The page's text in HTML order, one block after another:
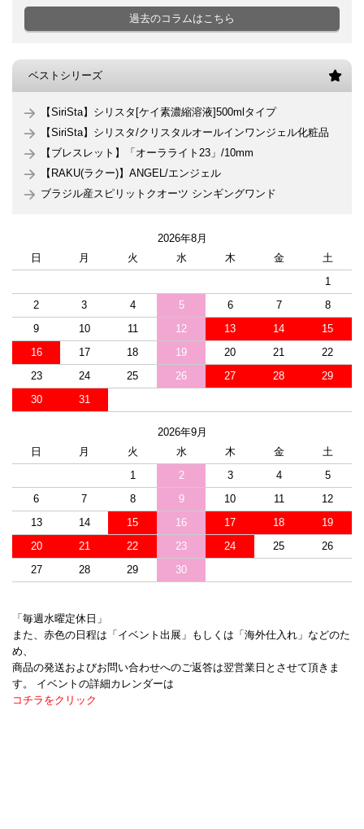
過去のコラムはこちら
ベストシリーズ
【SiriSta】シリスタ[ケイ素濃縮溶液]500mlタイプ
【SiriSta】シリスタ/クリスタルオールインワンジェル化粧品
【ブレスレット】「オーラライト23」/10mm
【RAKU(ラクー)】ANGEL/エンジェル
ブラジル産スピリットクオーツ シンギングワンド
2026年8月
日
月 火 水 木 金
土
1
2
3 4 5 6 7
8
9
10 11 12 13 14
15
16
17 18 19 20 21
22
23
24 25 26 27 28
29
30
31
2026年9月
日
月 火 水 木 金
土
1
2 3 4
5
6
7 8 9 10 11
12
13
14 15 16 17 18
19
20
21 22 23 24 25
26
27
28 29 30
「毎週水曜定休日」
また、赤色の日程は「イベント出展」もしくは「海外仕入れ」などのた
め、
商品の発送およびお問い合わせへのご返答は翌営業日とさせて頂きま
す。 イベントの詳細カレンダーは
コチラをクリック